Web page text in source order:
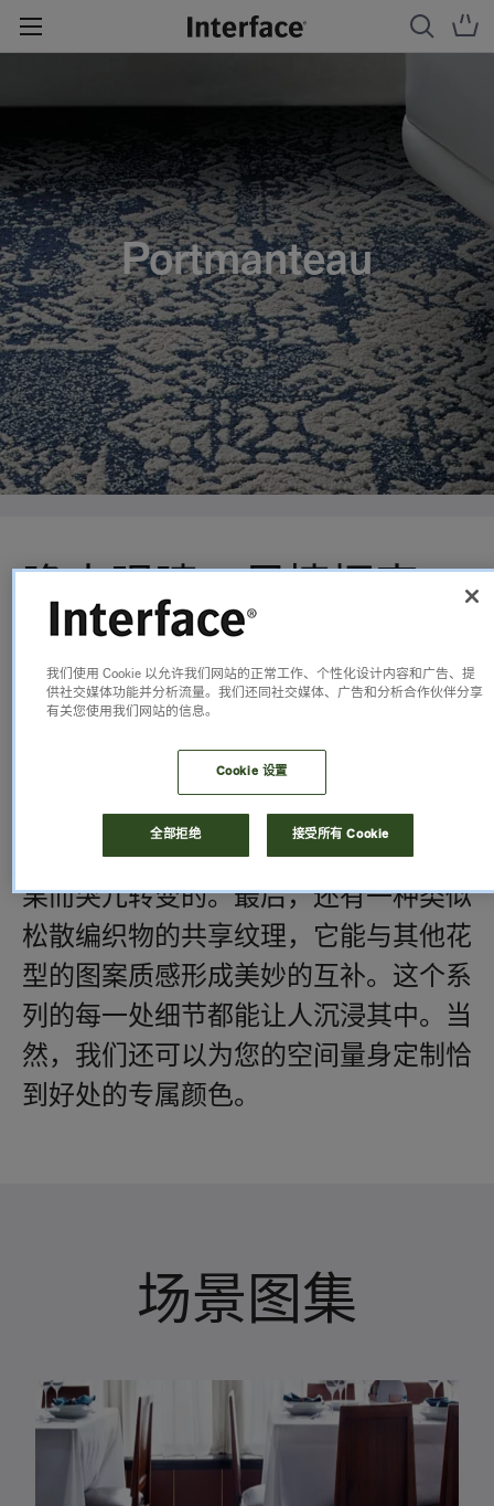
Portmanteau
睁大眼睛，尽情探索
Portmanteau 系列的核心是六种采用极
为奢华工艺打造的花型。为了让统一的
计了两种配套款式 - 让纹理逐渐散开，
这样一来，在地板上的过渡效果既可以
是缓缓变化的，也可以是为营造戏剧效
果而突兀转变的。最后，还有一种类似
松散编织物的共享纹理，它能与其他花
型的图案质感形成美妙的互补。这个系
列的每一处细节都能让人沉浸其中。当
然，我们还可以为您的空间量身定制恰
到好处的专属颜色。
场景图集
我们使用 Cookie 以允许我们网站的正常工作、个性化设计内容和广告、提
供社交媒体功能并分析流量。我们还同社交媒体、广告和分析合作伙伴分享
有关您使用我们网站的信息。
Cookie 设置
全部拒绝 接受所有 Cookie